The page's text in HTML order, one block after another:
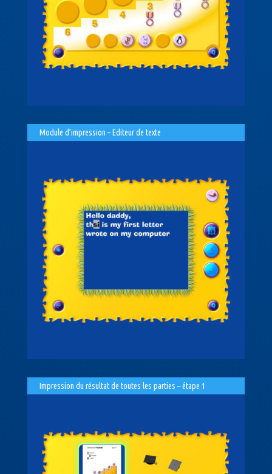
Module d’impression – Editeur de texte
Impression du résultat de toutes les parties – étape 1